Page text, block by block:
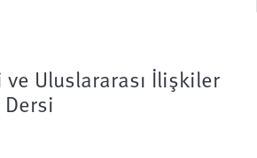
Uluslararası İlişkiler
Dersi